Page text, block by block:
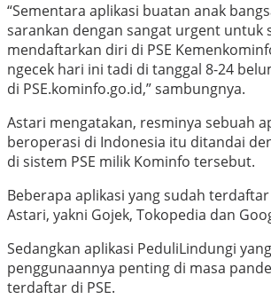
“Sementara aplikasi buatan anak
sarankan dengan sangat urgent untuk
mendaftarkan diri di PSE
ngecek hari ini tadi di tanggal 8-24
di PSE.kominfo.go.id,” sambungnya.
Astari mengatakan, resminya sebuah
beroperasi di Indonesia itu ditandai
di sistem PSE milik Kominfo tersebut.
Beberapa aplikasi yang sudah
Astari, yakni Gojek, Tokopedia dan
Sedangkan aplikasi PeduliLindungi
penggunaannya penting di masa
terdaftar di PSE.